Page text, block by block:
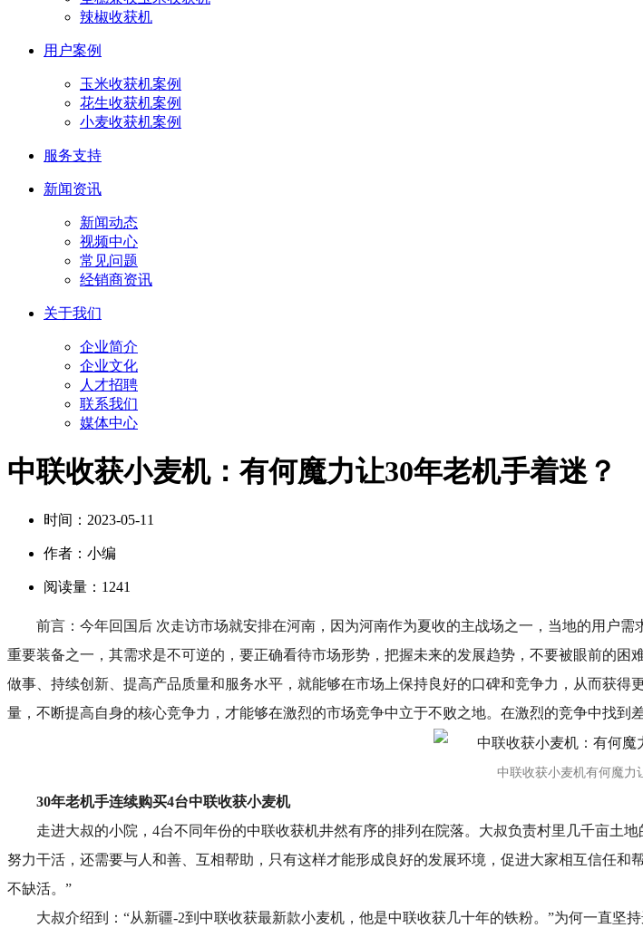
辣椒收获机
用户案例
玉米收获机案例
花生收获机案例
小麦收获机案例
服务支持
新闻资讯
新闻动态
视频中心
常见问题
经销商资讯
关于我们
企业简介
企业文化
人才招聘
联系我们
媒体中心
中联收获小麦机：有何魔力让30年老机手着迷？
时间： 2023-05-11
作者： 小编
阅读量： 1241
前言：今年回国后 次走访市场就安排在河南，因为河南作为夏收的主战场之一，当地的用户
重要装备之一，其需求是不可逆的，要正确看待市场形势，把握未来的发展趋势，不要被眼前的困
做事、持续创新、提高产品质量和服务水平，就能够在市场上保持良好的口碑和竞争力，从而获得更
量，不断提高自身的核心竞争力，才能够在激烈的市场竞争中立于不败之地。在激烈的竞争中找到差
中联收获小麦机有何魔力
30年老机手连续购买4台中联收获小麦机
走进大叔的小院，4台不同年份的中联收获机井然有序的排列在院落。大叔负责村里几千亩土
努力干活，还需要与人和善、互相帮助，只有这样才能形成良好的发展环境，促进大家相互信任
不缺活。”
大叔介绍到：“从新疆-2到中联收获最新款小麦机，他是中联收获几十年的铁粉。”为何一直